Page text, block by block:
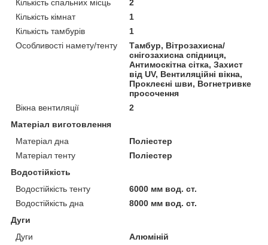
Кількість спальних місць
2
Кількість кімнат
1
Кількість тамбурів
1
Особливості намету/тенту
Тамбур, Вітрозахисна/
снігозахисна спідниця,
Антимоскітна сітка, Захист
від UV, Вентиляційні вікна,
Проклеєні шви, Вогнетривке
просочення
Вікна вентиляції
2
Матеріал виготовлення
Матеріал дна
Поліестер
Матеріал тенту
Поліестер
Водостійкість
Водостійкість тенту
6000 мм вод. ст.
Водостійкість дна
8000 мм вод. ст.
Дуги
Дуги
Алюміній